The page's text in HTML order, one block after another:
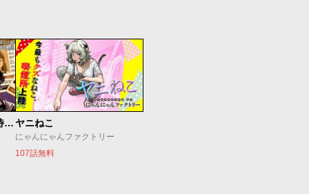
今夜もシリアルキラーと待ち合わせ ヤニねこ
にゃんにゃんファクトリー
107話無料